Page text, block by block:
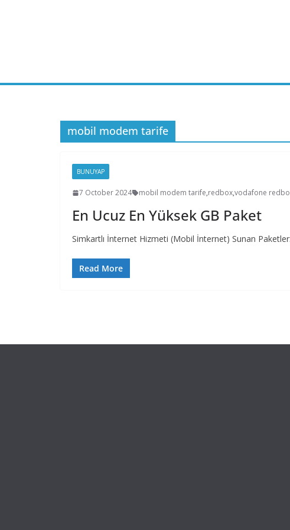
mobil modem tarife
BUNUYAP
7 October 2024 mobil modem tarife,redbox,vodafone
En Ucuz En Yüksek GB Paket
Simkartlı İnternet Hizmeti (Mobil İnternet) Sunan
Read More